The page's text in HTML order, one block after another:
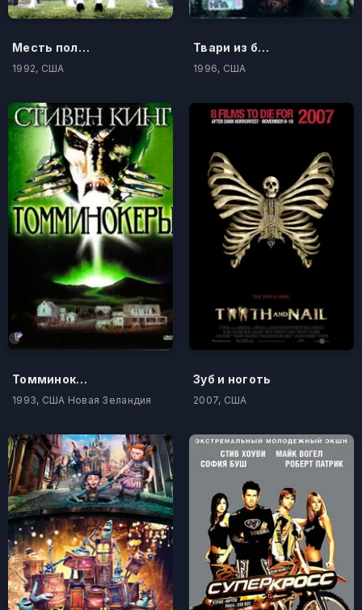
Месть полудурков 3: Следующее поколение
1992, США
Твари из бездны
1996, США
Томминокеры
1993, США Новая Зеландия
Зуб и ноготь
2007, США